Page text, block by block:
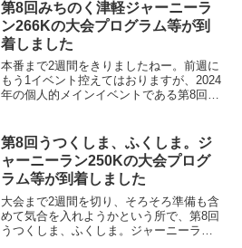
ット多いなwww12～3時間ならI...
第8回みちのく津軽ジャーニーラ
ン266Kの大会プログラム等が到
着しました
本番まで2週間をきりましたねー。前週に
もう1イベント控えてはおりますが、2024
年の個人的メインイベントである第8回み
ラム、コースマップ等受付、開会式、ス
タートまで...
第8回うつくしま、ふくしま。ジ
ャーニーラン250Kの大会プログ
ラム等が到着しました
大会まで2週間を切り、そろそろ準備も含
めて気合を入れようかという所で、第8回
うつくしま、ふくしま。ジャーニーラン